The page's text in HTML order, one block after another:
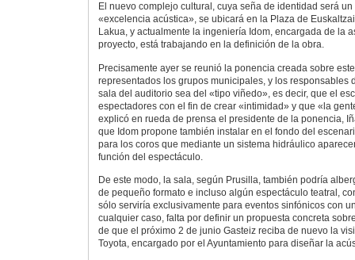
El nuevo complejo cultural, cuya seña de identidad será
«excelencia acústica», se ubicará en la Plaza de
Lakua, y actualmente la ingeniería Idom, encargada de la
proyecto, está trabajando en la definición de la obra.
Precisamente ayer se reunió la ponencia creada sobre
representados los grupos municipales, y los responsables
sala del auditorio sea del «tipo viñedo», es decir, que el
espectadores con el fin de crear «intimidad» y que «la
explicó en rueda de prensa el presidente de la ponencia,
que Idom propone también instalar en el fondo del
para los coros que mediante un sistema hidráulico
función del espectáculo.
De este modo, la sala, según Prusilla, también podría
de pequeño formato e incluso algún espectáculo teatral,
sólo serviría exclusivamente para eventos sinfónicos con
cualquier caso, falta por definir un propuesta concreta
de que el próximo 2 de junio Gasteiz reciba de nuevo la
Toyota, encargado por el Ayuntamiento para diseñar la